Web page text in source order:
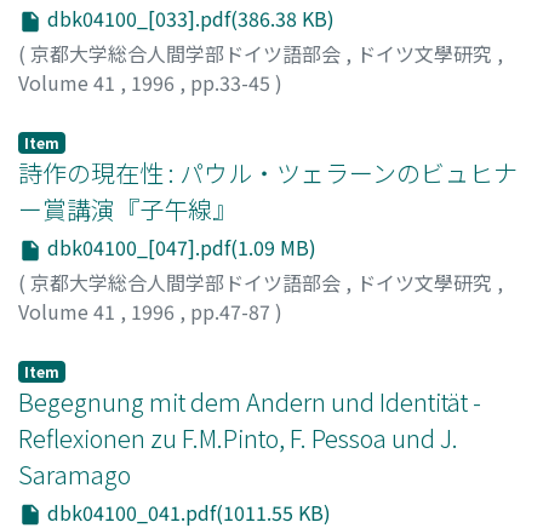
dbk04100_[033].pdf(386.38 KB)
( 京都大学総合人間学部ドイツ語部会 , ドイツ文學研究 ,
Volume 41 , 1996 , pp.33-45 )
Item
詩作の現在性 : パウル・ツェラーンのビュヒナ
ー賞講演『子午線』
dbk04100_[047].pdf(1.09 MB)
( 京都大学総合人間学部ドイツ語部会 , ドイツ文學研究 ,
Volume 41 , 1996 , pp.47-87 )
Item
Begegnung mit dem Andern und Identität -
Reflexionen zu F.M.Pinto, F. Pessoa und J.
Saramago
dbk04100_041.pdf(1011.55 KB)